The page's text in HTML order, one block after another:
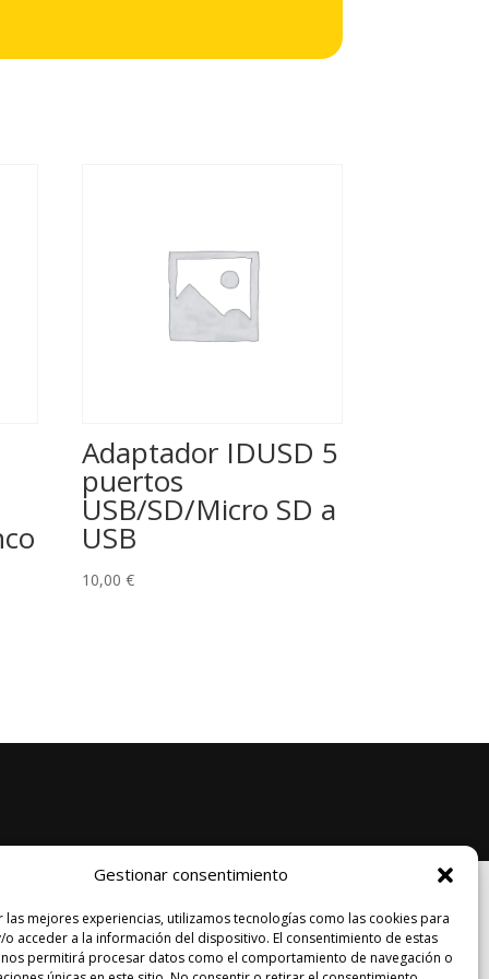
Gestionar consentimiento
las mejores experiencias, utilizamos tecnologías como las cookies para
o acceder a la información del dispositivo. El consentimiento de estas
permitirá procesar datos como el comportamiento de navegación o
Adaptador IDUSD 5
puertos
USB/SD/Micro SD a
USB
10,00€
Shipping & Returns